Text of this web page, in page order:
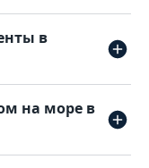
в
на море в